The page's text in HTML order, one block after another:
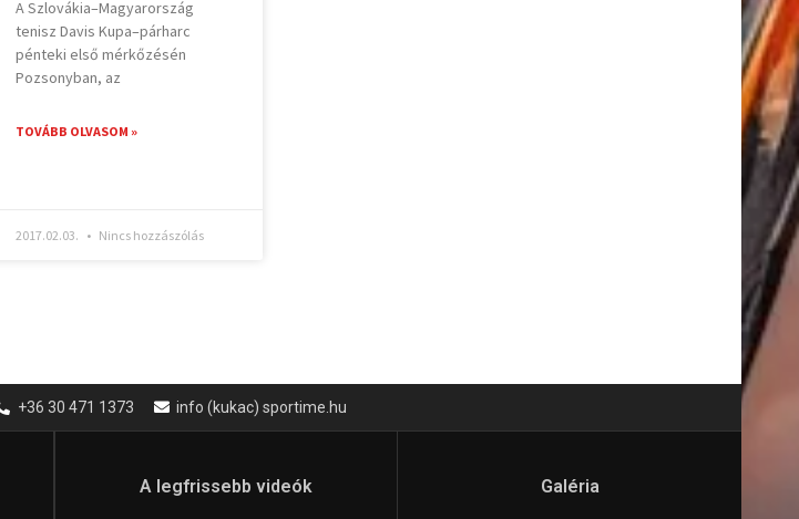
A Szlovákia–Magyarország
tenisz Davis Kupa–párharc
pénteki első mérkőzésén
Pozsonyban, az
TOVÁBB OLVASOM »
2017.02.03. Nincs hozzászólás
+36 30 471 1373 info (kukac) sportime.hu
A legfrissebb videók Galéria